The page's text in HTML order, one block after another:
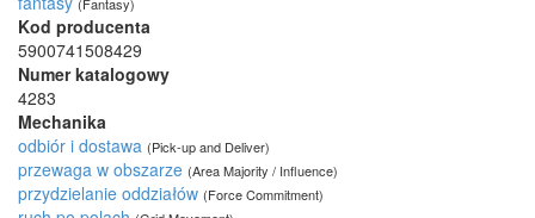
Kod producenta
5900741508429
Numer katalogowy
4283
Mechanika
odbiór i dostawa (Pick-up and Deliver)
przewaga w obszarze (Area Majority / Influence)
przydzielanie oddziałów (Force Commitment)